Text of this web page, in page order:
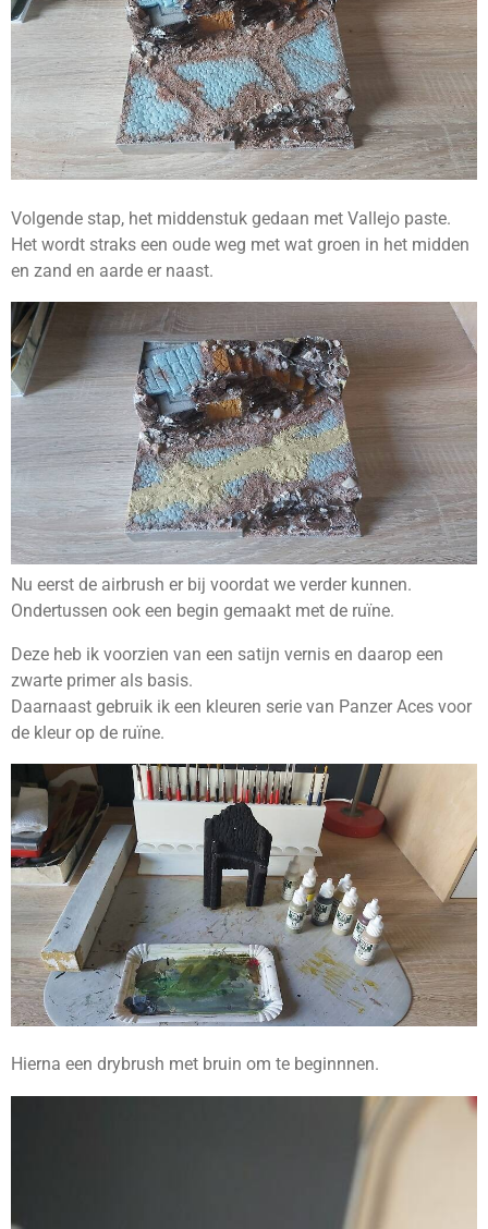
Volgende stap, het middenstuk gedaan met Vallejo paste.
Het wordt straks een oude weg met wat groen in het midden
en zand en aarde er naast.
Nu eerst de airbrush er bij voordat we verder kunnen.
Ondertussen ook een begin gemaakt met de ruïne.
Deze heb ik voorzien van een satijn vernis en daarop een
zwarte primer als basis.
Daarnaast gebruik ik een kleuren serie van Panzer Aces voor
de kleur op de ruïne.
Hierna een drybrush met bruin om te beginnnen.